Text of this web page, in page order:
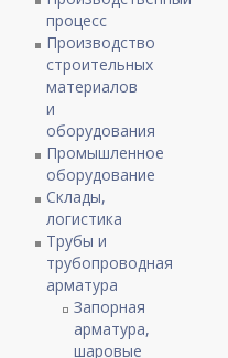
процесс
Производство
строительных
материалов
и
оборудования
Промышленное
оборудование
Склады,
логистика
Трубы и
трубопроводная
арматура
Запорная
арматура,
шаровые